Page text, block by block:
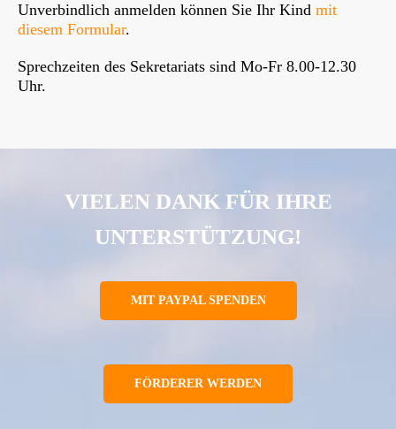
Unverbindlich anmelden können Sie Ihr Kind mit
diesem Formular.
Sprechzeiten des Sekretariats sind Mo-Fr 8.00-12.30
Uhr.
VIELEN DANK FÜR IHRE
UNTERSTÜTZUNG!
MIT PAYPAL SPENDEN
FÖRDERER WERDEN